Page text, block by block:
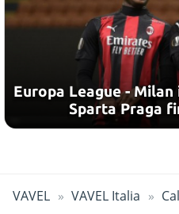
Europa League -
Sparta Praga
VAVEL VAVEL Italia